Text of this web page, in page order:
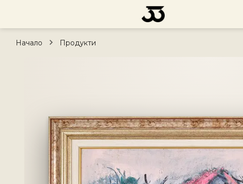
Начало Продукти